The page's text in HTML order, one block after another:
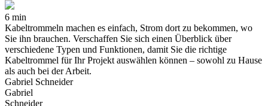
6 min
Kabeltrommeln machen es einfach, Strom dort zu bekommen, wo
Sie ihn brauchen. Verschaffen Sie sich einen Überblick über
verschiedene Typen und Funktionen, damit Sie die richtige
Kabeltrommel für Ihr Projekt auswählen können – sowohl zu Hause
als auch bei der Arbeit.
Gabriel Schneider
Gabriel
Schneider